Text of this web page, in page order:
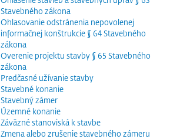
Stavebného zákona
Ohlasovanie odstránenia nepovolenej
informačnej konštrukcie § 64 Stavebného
zákona
Overenie projektu stavby § 65 Stavebného
zákona
Predčasné užívanie stavby
Stavebné konanie
Stavebný zámer
Územné konanie
Záväzné stanoviská k stavbe
Zmena alebo zrušenie stavebného zámeru